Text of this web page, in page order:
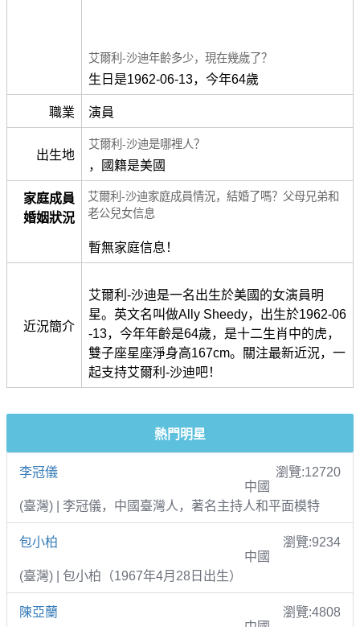
艾爾利-沙迪年齡多少，現在幾歲了？
生日是1962-06-13，今年64歲
職業 演員
出生地
艾爾利-沙迪是哪裡人？
，國籍是美國
家庭成員
婚姻狀況
艾爾利-沙迪家庭成員情況，結婚了嗎？父母兄弟和
老公兒女信息
暫無家庭信息！
近況簡介
艾爾利-沙迪是一名出生於美國的女演員明
星。英文名叫做Ally Sheedy，出生於1962-06
-13，今年年齡是64歲，是十二生肖中的虎，
雙子座星座淨身高167cm。關注最新近況，一
起支持艾爾利-沙迪吧！
熱門明星
李冠儀
瀏覽:12720
中國
(臺灣) | 李冠儀，中國臺灣人，著名主持人和平面模特
包小柏
瀏覽:9234
中國
(臺灣) | 包小柏（1967年4月28日出生）
陳亞蘭
瀏覽:4808